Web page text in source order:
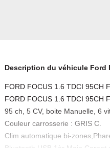
Description du véhicule Ford
FORD FOCUS 1.6 TDCI 95CH
FORD FOCUS 1.6 TDCI 95CH
95 ch, 5 CV, boite Manuelle, 6
Couleur carrosserie : GRIS C.
Clim automatique bi-